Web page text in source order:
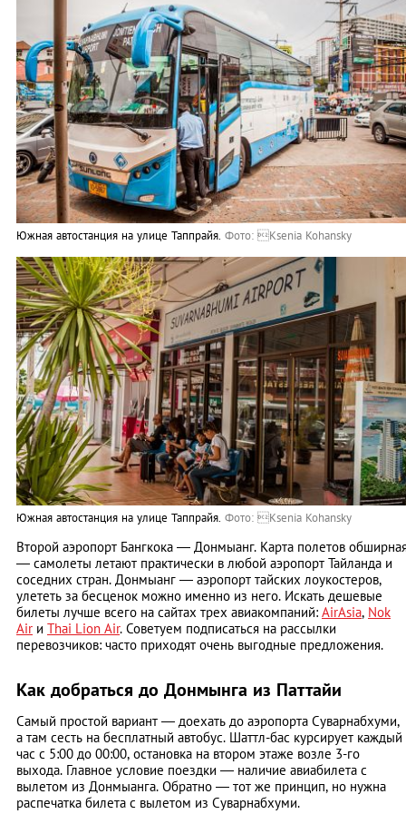
Южная автостанция на улице Таппрайя. Фото: Ksenia Kohansky
Южная автостанция на улице Таппрайя. Фото: Ksenia Kohansky
Второй аэропорт Бангкока — Донмыанг. Карта полетов
— самолеты летают практически в любой аэропорт Тайланда и
соседних стран. Донмыанг — аэропорт тайских лоукостеров,
улететь за бесценок можно именно из него. Искать дешевые
билеты лучше всего на сайтах трех авиакомпаний: AirAsia, Nok
Air и Thai Lion Air. Советуем подписаться на рассылки
перевозчиков: часто приходят очень выгодные предложения.
Как добраться до Донмынга из Паттайи
Самый простой вариант — доехать до аэропорта Суварнабхуми,
а там сесть на бесплатный автобус. Шаттл-бас курсирует каждый
час с 5:00 до 00:00, остановка на втором этаже возле 3-го
выхода. Главное условие поездки — наличие авиабилета с
вылетом из Донмыанга. Обратно — тот же принцип, но нужна
распечатка билета с вылетом из Суварнабхуми.